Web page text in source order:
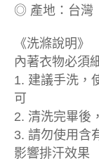
◎ 產地：台灣
《洗滌說明》
內著衣物必須
1. 建議手洗，
可
2. 清洗完畢後
3. 請勿使用含
影響排汗效果